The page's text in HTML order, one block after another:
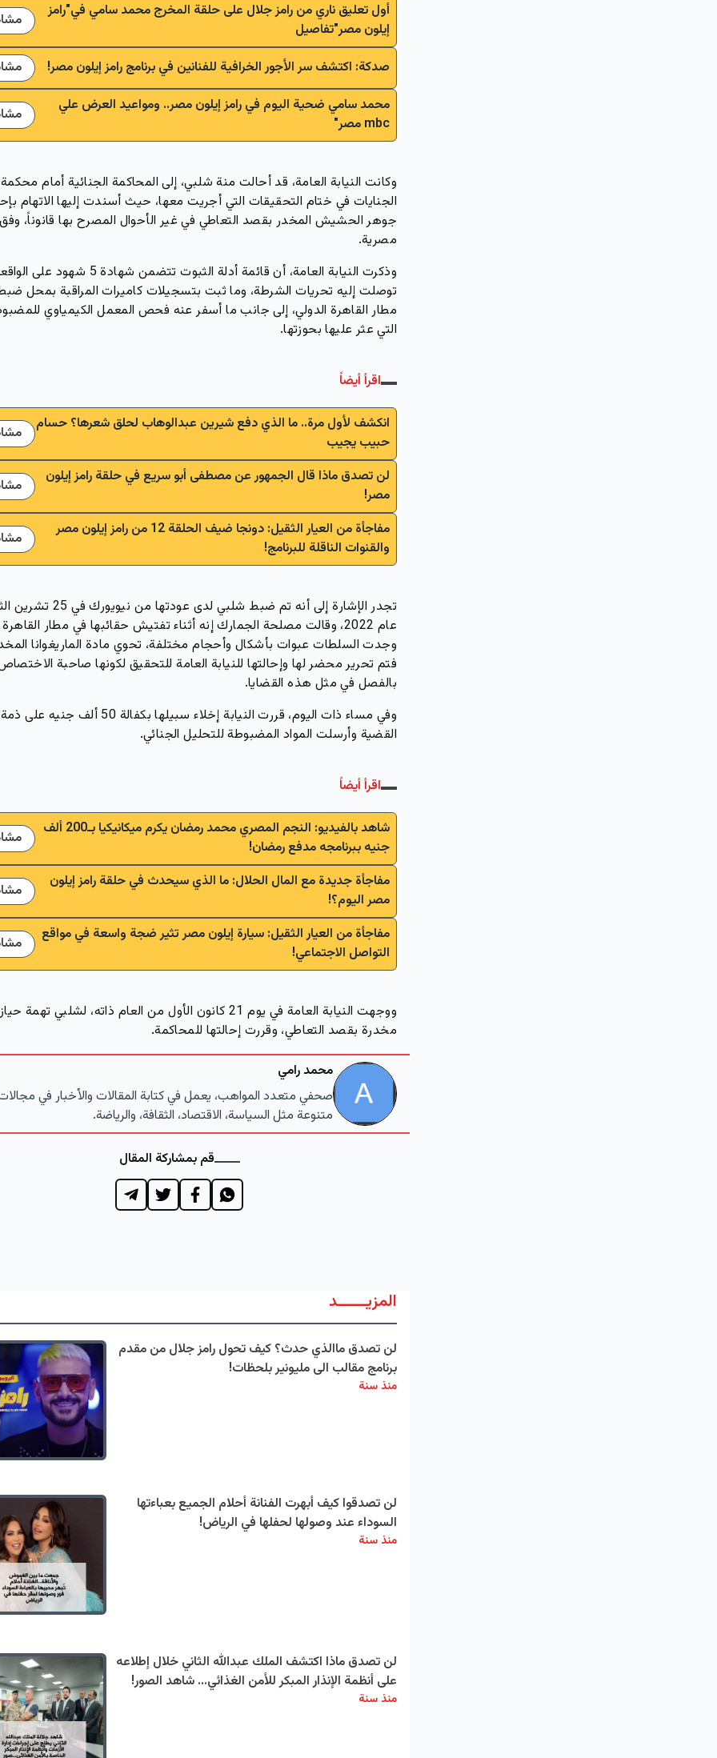
أول تعليق ناري من رامز جلال على حلقة المخرج محمد سامي في"رامز
إيلون مصر"تفاصيل
صدكة: اكتشف سر الأجور الخرافية للفنانين في برنامج رامز إيلون مصر!
محمد سامي ضحية اليوم في رامز إيلون مصر.. ومواعيد العرض علي
mbc مصر"
وكانت النيابة العامة، قد أحالت منة شلبي، إلى المحاكمة الجنائية أمام محكمة
الجنايات في ختام التحقيقات التي أجريت معها، حيث أسندت إليها الاتهام
جوهر الحشيش المخدر بقصد التعاطي في غير الأحوال المصرح بها قانوناً،
مصرية.
وذكرت النيابة العامة، أن قائمة أدلة الثبوت تتضمن شهادة
توصلت إليه تحريات الشرطة، وما ثبت بتسجيلات كاميرات المراقبة بمحل
مطار القاهرة الدولي، إلى جانب ما أسفر عنه فحص المعمل الكيمياوي
التي عثر عليها بحوزتها.
اقرأ أيضاً
انكشف لأول مرة.. ما الذي دفع شيرين عبدالوهاب لحلق شعرها؟ حسام
حبيب يجيب
لن تصدق ماذا قال الجمهور عن مصطفى أبو سريع في حلقة رامز إيلون
مصر!
مفاجأة من العيار الثقيل: دونجا ضيف الحلقة 12 من رامز إيلون مصر
والقنوات الناقلة للبرنامج!
تجدر الإشارة إلى أنه تم ضبط شلبي لدى عودتها من
عام 2022، وقالت مصلحة الجمارك إنه أثناء تفتيش حقائبها في مطار
وجدت السلطات عبوات بأشكال وأحجام مختلفة، تحوي مادة الماريغوانا
فتم تحرير محضر لها وإحالتها للنيابة العامة للتحقيق لكونها صاحبة
بالفصل في مثل هذه القضايا.
وفي مساء ذات اليوم، قررت النيابة إخلاء سبيلها بكفالة 50 ألف جنيه على ذمة
القضية وأرسلت المواد المضبوطة للتحليل الجنائي.
اقرأ أيضاً
شاهد بالفيديو: النجم المصري محمد رمضان يكرم ميكانيكيا بـ200 ألف
جنيه ببرنامجه مدفع رمضان!
مفاجأة جديدة مع المال الحلال: ما الذي سيحدث في حلقة رامز إيلون
مصر اليوم؟!
مفاجأة من العيار الثقيل: سيارة إيلون مصر تثير ضجة واسعة في مواقع
التواصل الاجتماعي!
ووجهت النيابة العامة في يوم 21 كانون الأول من العام ذاته، لشلبي
مخدرة بقصد التعاطي، وقررت إحالتها للمحاكمة.
محمد رامي
صحفي متعدد المواهب، يعمل في كتابة المقالات والأخبار في
متنوعة مثل السياسة، الاقتصاد، الثقافة، والرياضة.
قم بمشاركة المقال
المزيــــــد
لن تصدق ماالذي حدث؟ كيف تحول رامز جلال من مقدم
برنامج مقالب الى مليونير بلحظات!
منذ سنة
لن تصدقوا كيف أبهرت الفنانة أحلام الجميع بعباءتها
السوداء عند وصولها لحفلها في الرياض!
منذ سنة
لن تصدق ماذا اكتشف الملك عبدالله الثاني خلال إطلاعه
على أنظمة الإنذار المبكر للأمن الغذائي... شاهد الصور!
منذ سنة